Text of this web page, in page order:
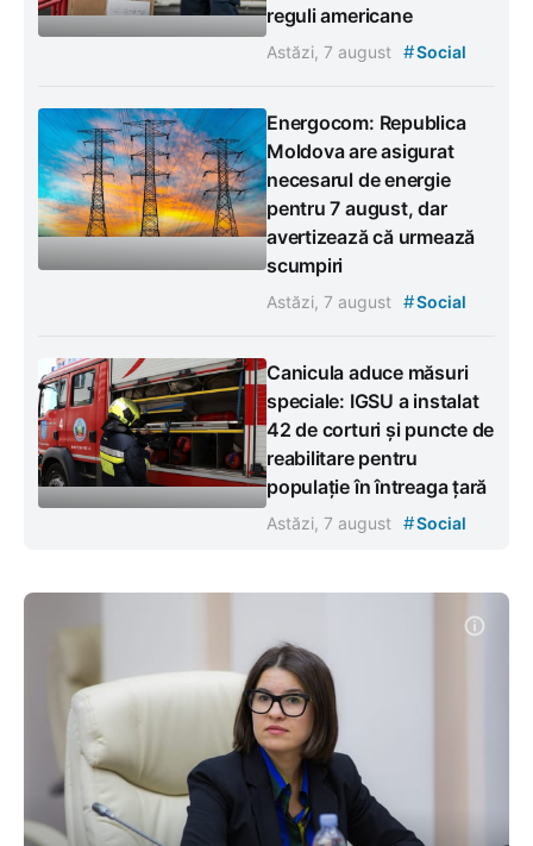
reguli americane
Astăzi, 7 august #Social
Energocom: Republica
Moldova are asigurat
necesarul de energie
pentru 7 august, dar
avertizează că urmează
scumpiri
Astăzi, 7 august #Social
Canicula aduce măsuri
speciale: IGSU a instalat
42 de corturi și puncte de
reabilitare pentru
populație în întreaga țară
Astăzi, 7 august #Social